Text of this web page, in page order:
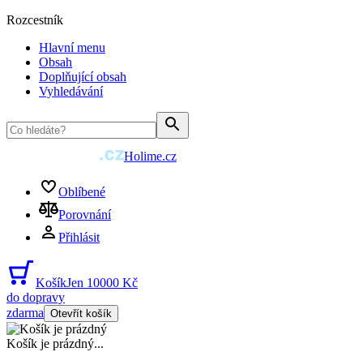
Rozcestník
Hlavní menu
Obsah
Doplňující obsah
Vyhledávání
Holime.cz
Oblíbené
Porovnání
Přihlásit
KošíkJen 10000 Kč
do dopravy
zdarma Otevřít košík
Košík je prázdný...